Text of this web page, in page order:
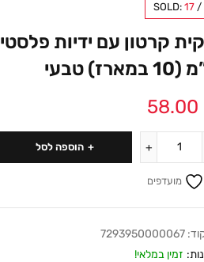
SOLD: 17 /
טבעי
58.00
הוספה לסל
מועדפים
7293950000067
זמין במלאי!